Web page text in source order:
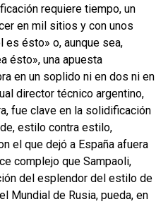
requiere tiempo, un
en mil sitios y con unos
ésto» o, aunque sea,
ésto», una apuesta
en un soplido ni en dos ni en
director técnico argentino,
fue clave en la solidificación
estilo contra estilo,
el que dejó a España afuera
complejo que Sampaoli,
del esplendor del estilo de
Mundial de Rusia, pueda, en